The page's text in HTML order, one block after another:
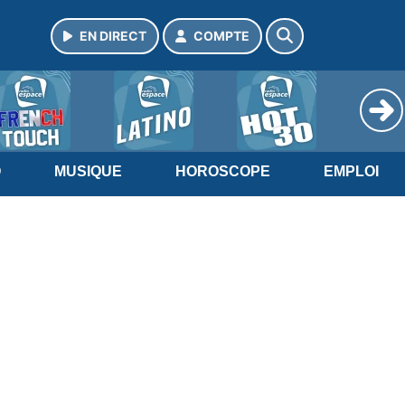
EN DIRECT COMPTE
MUSIQUE HOROSCOPE EMPLOI